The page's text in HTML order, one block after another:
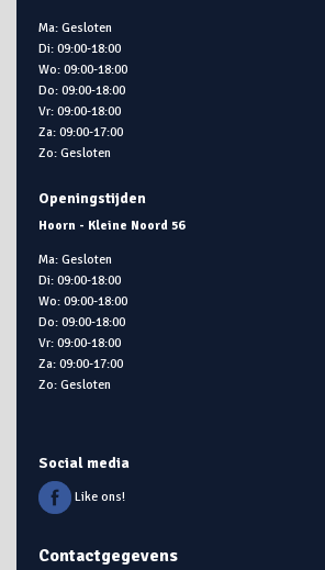
Ma: Gesloten
Di: 09:00-18:00
Wo: 09:00-18:00
Do: 09:00-18:00
Vr: 09:00-18:00
Za: 09:00-17:00
Zo: Gesloten
Openingstijden
Hoorn - Kleine Noord 56
Ma: Gesloten
Di: 09:00-18:00
Wo: 09:00-18:00
Do: 09:00-18:00
Vr: 09:00-18:00
Za: 09:00-17:00
Zo: Gesloten
Social media
Like ons!
Contactgegevens